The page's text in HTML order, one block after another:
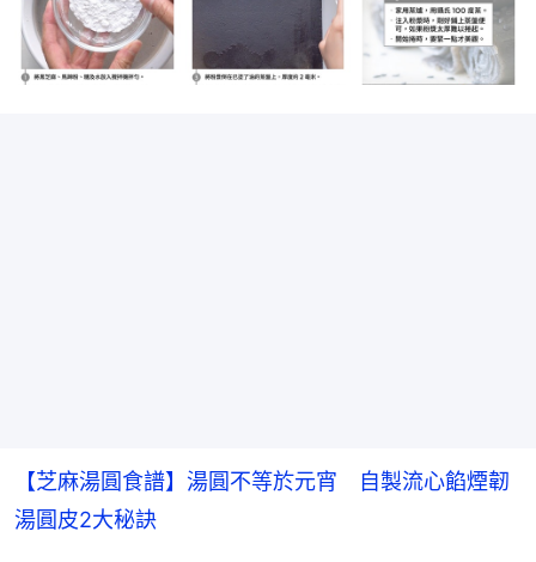
【芝麻湯圓食譜】湯圓不等於元宵　自製流心餡煙韌
湯圓皮2大秘訣